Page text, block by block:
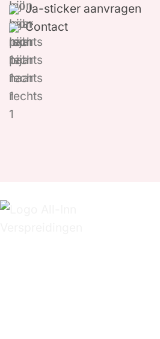
Ja-sticker aanvragen
Contact